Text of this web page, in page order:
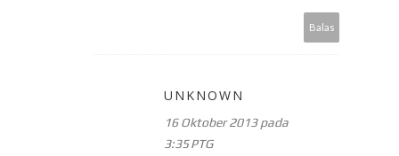
Balas
UNKNOWN
16 Oktober 2013 pada
3:35 PTG